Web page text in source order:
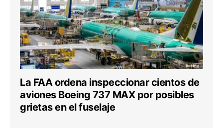
La FAA ordena inspeccionar cientos de
aviones Boeing 737 MAX por posibles
grietas en el fuselaje